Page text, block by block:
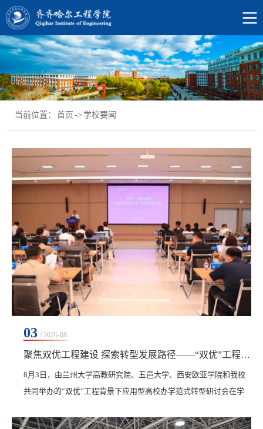
当前位置： 首页 -> 学校要闻
03 / 2026-08
聚焦双优工程建设 探索转型发展路径——“双优”工程背景下应用型高校办学范式转型研讨会在我校举办
​8月3日，由兰州大学高教研究院、五邑大学、西安欧亚学院和我校
共同举办的“双优”工程背景下应用型高校办学范式转型研讨会在学
教育学会及国内多所高校的领导、专家齐聚一堂，围绕应用型高校